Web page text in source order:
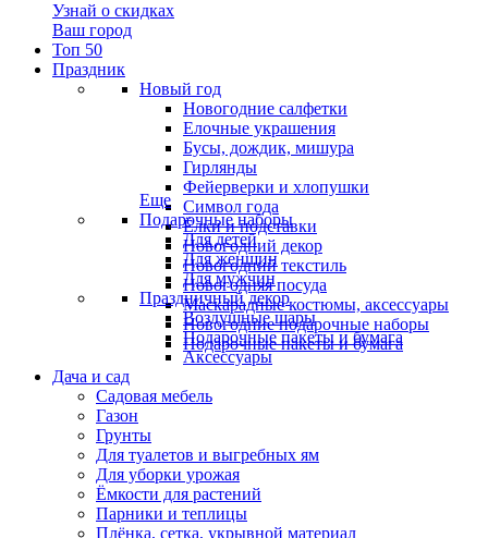
Узнай о скидках
Ваш город
Топ 50
Праздник
Новый год
Новогодние салфетки
Елочные украшения
Бусы, дождик, мишура
Гирлянды
Фейерверки и хлопушки
Символ года
Ёлки и подставки
Новогодний декор
Новогодний текстиль
Новогодняя посуда
Маскарадные костюмы, аксессуары
Новогодние подарочные наборы
Подарочные пакеты и бумага
Еще
Подарочные наборы
Для детей
Для женщин
Для мужчин
Праздничный декор
Воздушные шары
Подарочные пакеты и бумага
Аксессуары
Дача и сад
Садовая мебель
Газон
Грунты
Для туалетов и выгребных ям
Для уборки урожая
Ёмкости для растений
Парники и теплицы
Плёнка, сетка, укрывной материал